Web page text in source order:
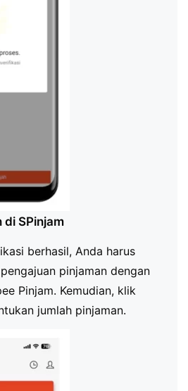
di SPinjam
berhasil, Anda harus
pinjaman dengan
Pinjam. Kemudian, klik
jumlah pinjaman.